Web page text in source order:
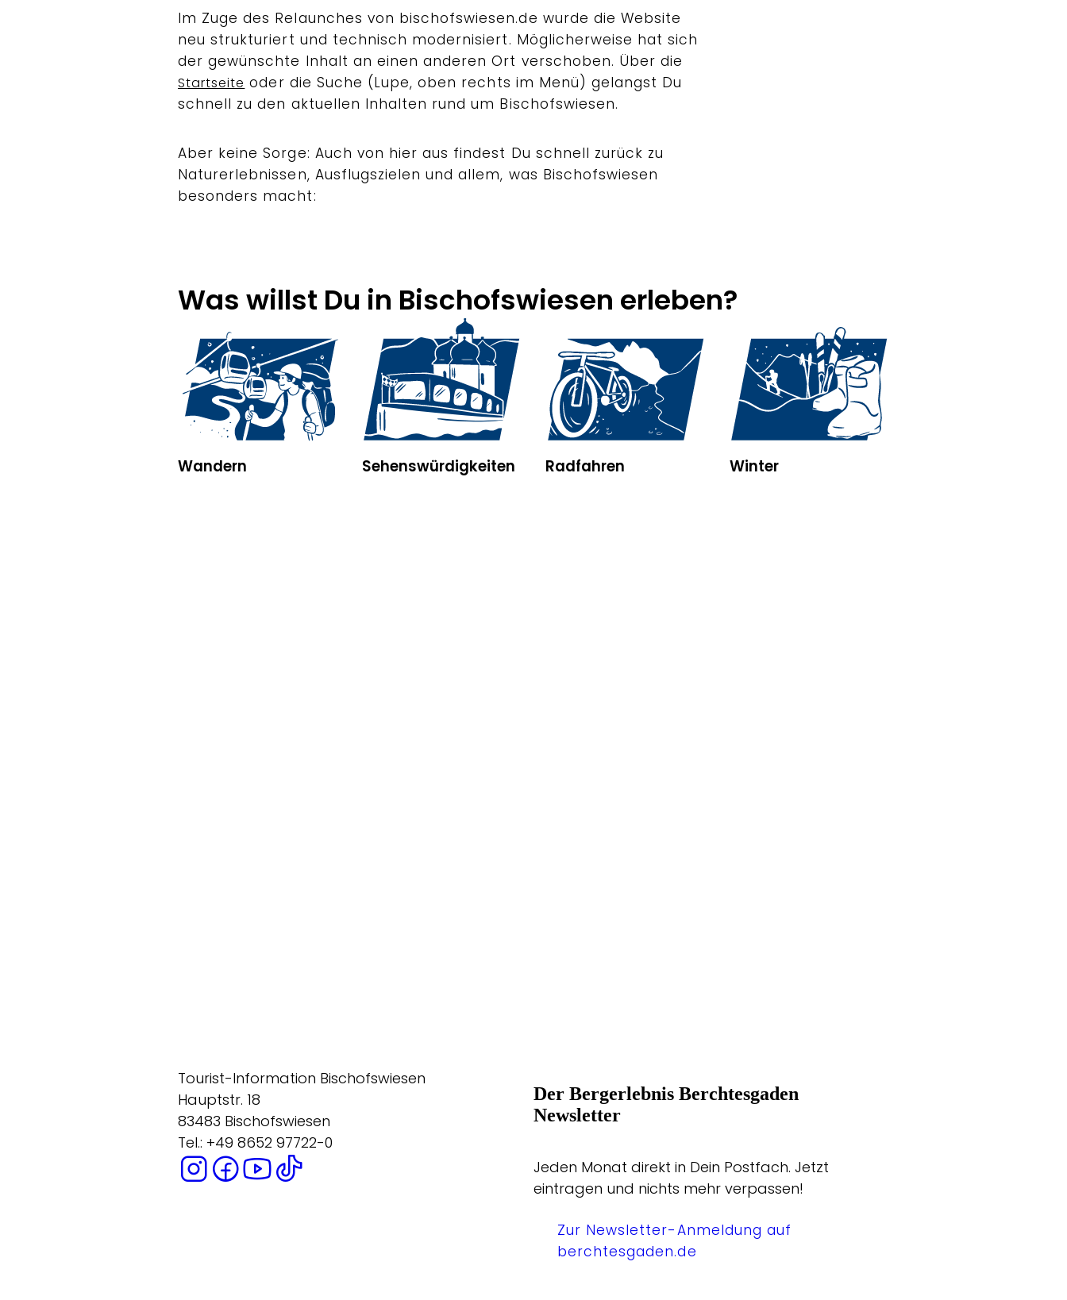
Im Zuge des Relaunches von bischofswiesen.de wurde die Website
neu strukturiert und technisch modernisiert. Möglicherweise hat sich
der gewünschte Inhalt an einen anderen Ort verschoben. Über die
Startseite oder die Suche (Lupe, oben rechts im Menü) gelangst Du
schnell zu den aktuellen Inhalten rund um Bischofswiesen.
Aber keine Sorge: Auch von hier aus findest Du schnell zurück zu
Naturerlebnissen, Ausflugszielen und allem, was Bischofswiesen
besonders macht:
Was willst Du in Bischofswiesen erleben?
Wandern Sehenswürdigkeiten Radfahren Winter
Tourist-Information Bischofswiesen
Hauptstr. 18
83483 Bischofswiesen
Tel.: +49 8652 97722-0
Der Bergerlebnis Berchtesgaden
Newsletter
Jeden Monat direkt in Dein Postfach. Jetzt
eintragen und nichts mehr verpassen!
Zur Newsletter-Anmeldung auf
berchtesgaden.de